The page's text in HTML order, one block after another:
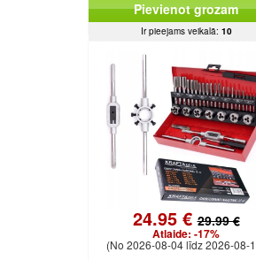
Pievienot grozam
Ir pieejams veikalā: 10
24.95 €29.99 €
Atlaide: -17%
(No 2026-08-04 līdz 2026-08-